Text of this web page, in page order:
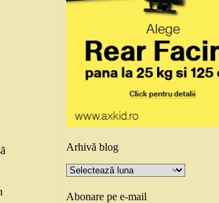
Arhivă blog
Arhivă
blog
Abonare pe e-mail